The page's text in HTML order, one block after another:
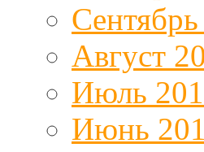
Сентябрь
Август
Июль
Июнь